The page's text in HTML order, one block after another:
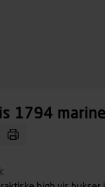
1794